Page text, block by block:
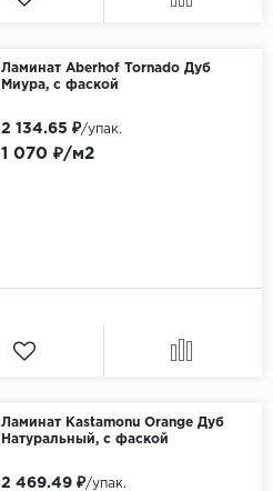
Ламинат Aberhof Tornado Дуб
Миура, с фаской
1 070 ₽/м2
2 134.65 ₽/упак.
Ламинат Kastamonu Orange Дуб
Натуральный, с фаской
2 469.49 ₽/упак.